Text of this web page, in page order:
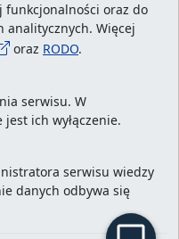
funkcjonalności oraz do
analitycznych. Więcej
oraz RODO.
serwisu. W
ich wyłączenie.
serwisu wiedzy
danych odbywa się
strona:
eurzad.szczecin.pl
Informacji
Szczecin.